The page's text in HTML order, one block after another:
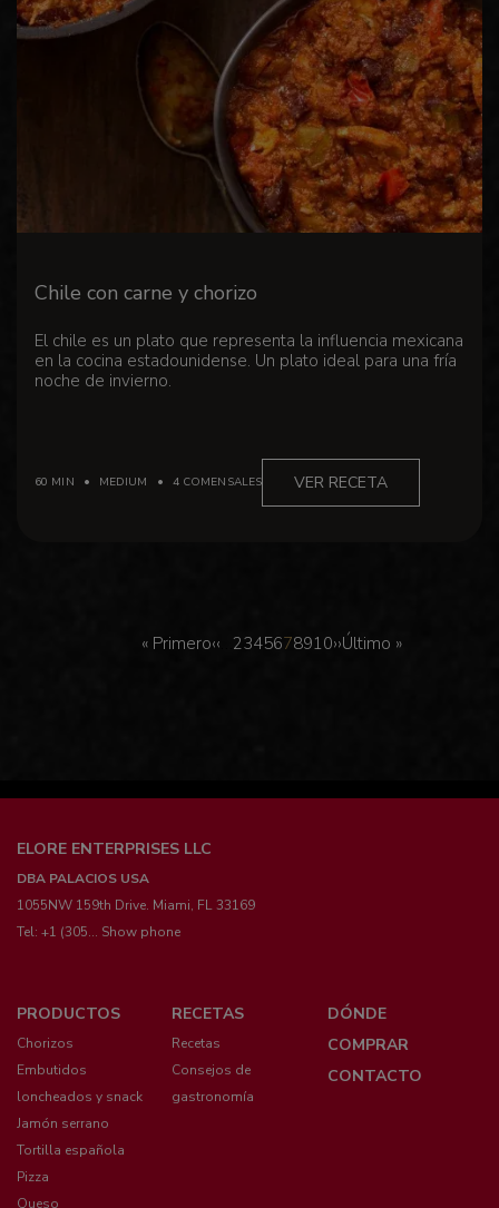
Chile con carne y chorizo
El chile es un plato que representa la influencia mexicana
en la cocina estadounidense. Un plato ideal para una fría
noche de invierno.
60 MIN MEDIUM 4 COMENSALES VER RECETA
Primera
« PrimeroPágina
‹‹ Page
2Page
3Page
4Page
5Page
6Page
7Page
8Page
9Page
10Siguiente
››Última
Último »
ELORE ENTERPRISES LLC
DBA PALACIOS USA
1055NW 159th Drive. Miami, FL 33169
Tel: +1 (305... Show phone
Menú
pie
PRODUCTOS
Chorizos
Embutidos
loncheados y snack
Jamón serrano
Tortilla española
Pizza
Queso
RECETAS
Recetas
Consejos de
gastronomía
DÓNDE
COMPRAR
CONTACTO